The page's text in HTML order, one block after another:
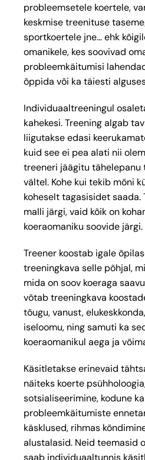
probleemsetele koertele,
keskmise treenituse
sportkoertele jne… ehk
omanikele, kes soovivad
probleemkäitumisi
õppida või ka täiesti
Individuaaltreeningul
kahekesi. Treening algab
liigutakse edasi
kuid see ei pea alati nii
treeneri jäägitu tähelepanu
vältel. Kohe kui tekib mõni
koheselt tagasisidet saada.
malli järgi, vaid kõik on
koeraomaniku soovide järgi.
Treener koostab igale
treeningkava selle põhjal,
mida on soov koeraga
võtab treeningkava
tõugu, vanust,
iseloomu, ning samuti ka
koeraomanikul aega ja
Käsitletakse erinevaid
näiteks koerte
sotsialiseerimine, kodune
probleemkäitumiste
käsklused, rihmas
alustalasid. Neid teemasid
saab individuaaltunnis